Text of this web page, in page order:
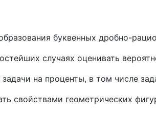
буквенных дробно-
случаях оценивать
на проценты, в том числе
свойствами геометрических